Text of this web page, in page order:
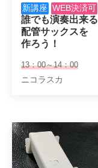
新講座 WEB決済可
誰でも演奏出来る
配管サックスを
作ろう！
13：00～14：00
ニコラスカ